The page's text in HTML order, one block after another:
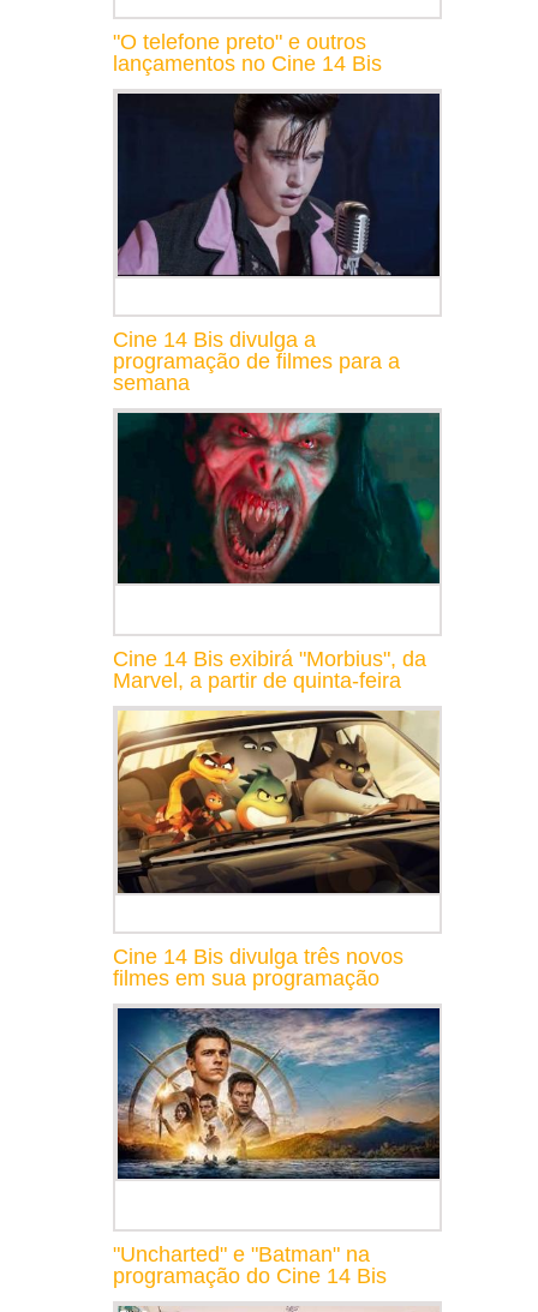
"O telefone preto" e outros
lançamentos no Cine 14 Bis
Cine 14 Bis divulga a
programação de filmes para a
semana
Cine 14 Bis exibirá "Morbius", da
Marvel, a partir de quinta-feira
Cine 14 Bis divulga três novos
filmes em sua programação
"Uncharted" e "Batman" na
programação do Cine 14 Bis